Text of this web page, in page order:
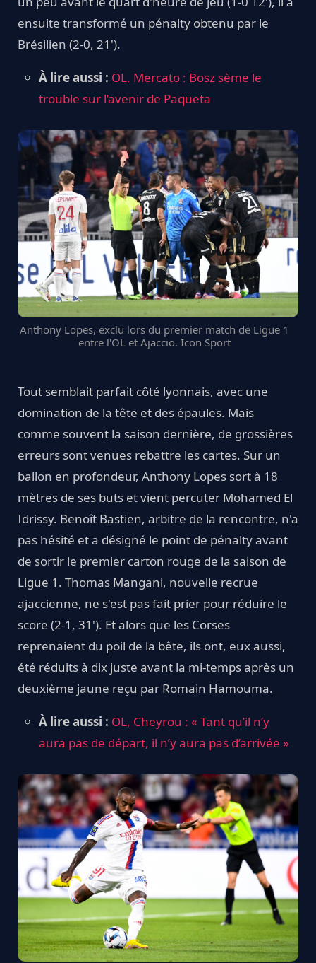
ensuite transformé un pénalty obtenu par le
Brésilien (2-0, 21').
À lire aussi : OL, Mercato : Bosz sème le
trouble sur l’avenir de Paqueta
Anthony Lopes, exclu lors du premier match de Ligue 1
entre l'OL et Ajaccio. Icon Sport
Tout semblait parfait côté lyonnais, avec une
domination de la tête et des épaules. Mais
comme souvent la saison dernière, de grossières
erreurs sont venues rebattre les cartes. Sur un
ballon en profondeur, Anthony Lopes sort à 18
mètres de ses buts et vient percuter Mohamed El
Idrissy. Benoît Bastien, arbitre de la rencontre, n'a
pas hésité et a désigné le point de pénalty avant
de sortir le premier carton rouge de la saison de
Ligue 1. Thomas Mangani, nouvelle recrue
ajaccienne, ne s'est pas fait prier pour réduire le
score (2-1, 31'). Et alors que les Corses
reprenaient du poil de la bête, ils ont, eux aussi,
été réduits à dix juste avant la mi-temps après un
deuxième jaune reçu par Romain Hamouma.
À lire aussi : OL, Cheyrou : « Tant qu’il n’y
aura pas de départ, il n’y aura pas d’arrivée »